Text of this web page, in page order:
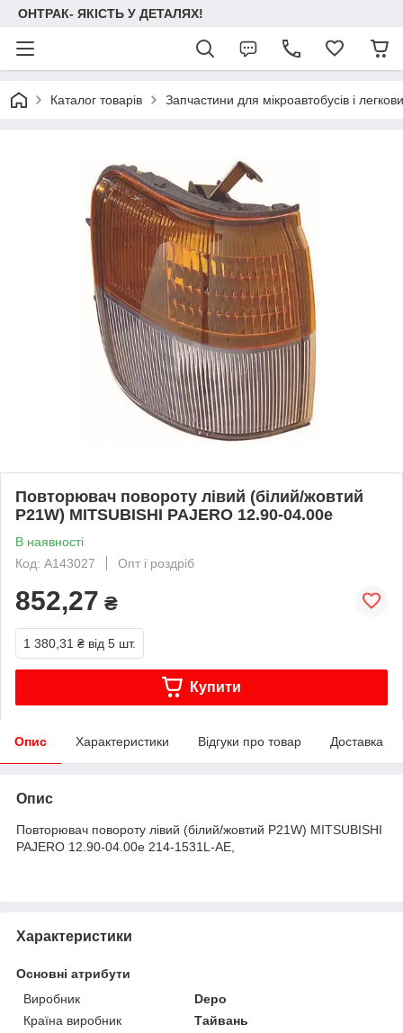
ОНТРАК- ЯКІСТЬ У ДЕТАЛЯХ!
Каталог товарів Запчастини для мікроавтобусів і
Повторювач повороту лівий (білий/жовтий
P21W) MITSUBISHI PAJERO 12.90-04.00е
В наявності
Код: A143027
Опт і роздріб
852,27 ₴
1 380,31 ₴ від 5 шт.
Купити
Опис Характеристики Відгуки про товар Доставка
Опис
Повторювач повороту лівий (білий/жовтий P21W) MITSUBISHI
PAJERO 12.90-04.00е 214-1531L-AE,
Характеристики
Основні атрибути
Виробник
Depo
Країна виробник
Тайвань